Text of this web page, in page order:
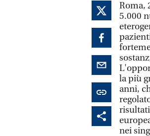
Roma,
5.000
la più
anni,
nei